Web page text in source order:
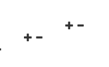
Navigationsmenü